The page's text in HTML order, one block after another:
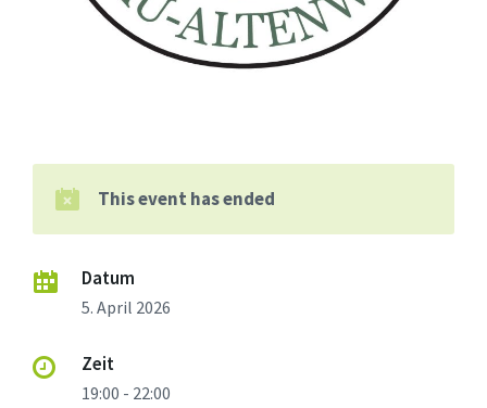
This event has ended
Datum
5. April 2026
Zeit
19:00 - 22:00